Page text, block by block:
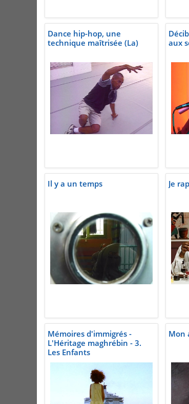
Dance hip-hop, une
technique maîtrisée (La)
aux
Il y a un temps Je
Mémoires d'immigrés -
L'Héritage maghrébin - 3.
Les Enfants
Mon